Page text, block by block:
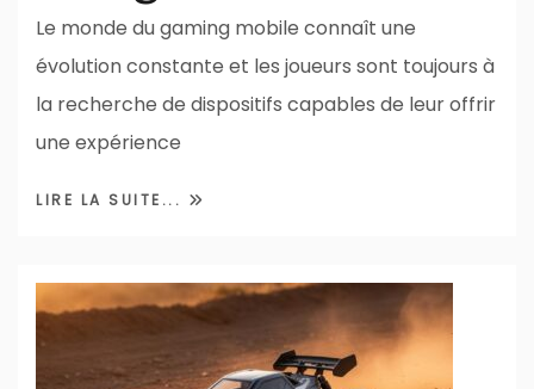
Le monde du gaming mobile connaît une
évolution constante et les joueurs sont toujours à
la recherche de dispositifs capables de leur offrir
une expérience
LIRE LA SUITE...